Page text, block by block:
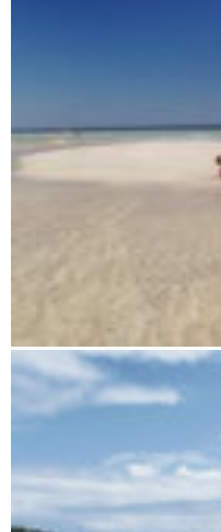
Nosy Bé und umliegende Inseln